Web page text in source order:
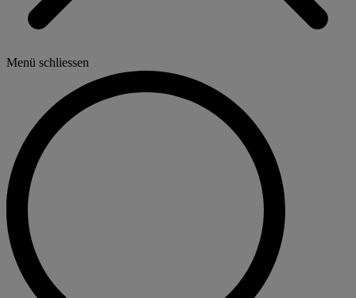
Menü schliessen